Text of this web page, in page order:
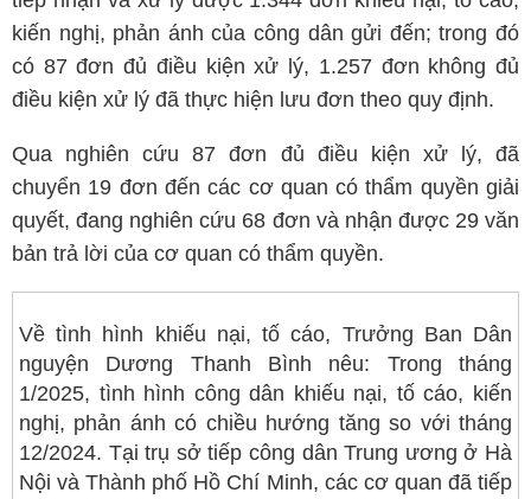
kiến nghị, phản ánh của công dân gửi đến; trong đó
có 87 đơn đủ điều kiện xử lý, 1.257 đơn không đủ
điều kiện xử lý đã thực hiện lưu đơn theo quy định.
Qua nghiên cứu 87 đơn đủ điều kiện xử lý, đã
chuyển 19 đơn đến các cơ quan có thẩm quyền giải
quyết, đang nghiên cứu 68 đơn và nhận được 29 văn
bản trả lời của cơ quan có thẩm quyền.
Về tình hình khiếu nại, tố cáo, Trưởng Ban Dân
nguyện Dương Thanh Bình nêu: Trong tháng
1/2025, tình hình công dân khiếu nại, tố cáo, kiến
nghị, phản ánh có chiều hướng tăng so với tháng
12/2024. Tại trụ sở tiếp công dân Trung ương ở Hà
Nội và Thành phố Hồ Chí Minh, các cơ quan đã tiếp